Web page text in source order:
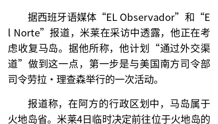
据西班牙语媒体“EL Observador”和“E
l Norte”报道，米莱在采访中透露，他正在考
虑收复马岛。据他所称，他计划“通过外交渠
道”做到这一点，第一步是与美国南方司令部
司令劳拉·理查森举行的一次活动。
报道称，在阿方的行政区划中，马岛属于
火地岛省。米莱4日临时决定前往位于火地岛的